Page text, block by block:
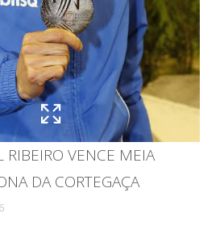
RIBEIRO VENCE MEIA
DA CORTEGAÇA